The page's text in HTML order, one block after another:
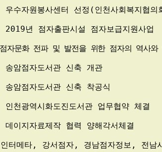
우수자원봉사센터 선정 ( 인천사회복지협의
년 점자출판시설 점자보급지원사업
점자문화 전파 및 발전을 위한 점자의 역사와
송암점자도서관 신축 개관
송암점자도서관 신축 착공식
인천광역시화도진도서관 업무협약 체결
데이지자료제작 협력 양해각서체결
인터메타, 강서점자, 경남점자정보 , 전남